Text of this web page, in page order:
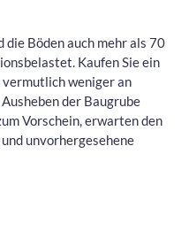
die Böden auch mehr als 70
Kaufen Sie ein
vermutlich weniger an
der Baugrube
Vorschein, erwarten den
unvorhergesehene